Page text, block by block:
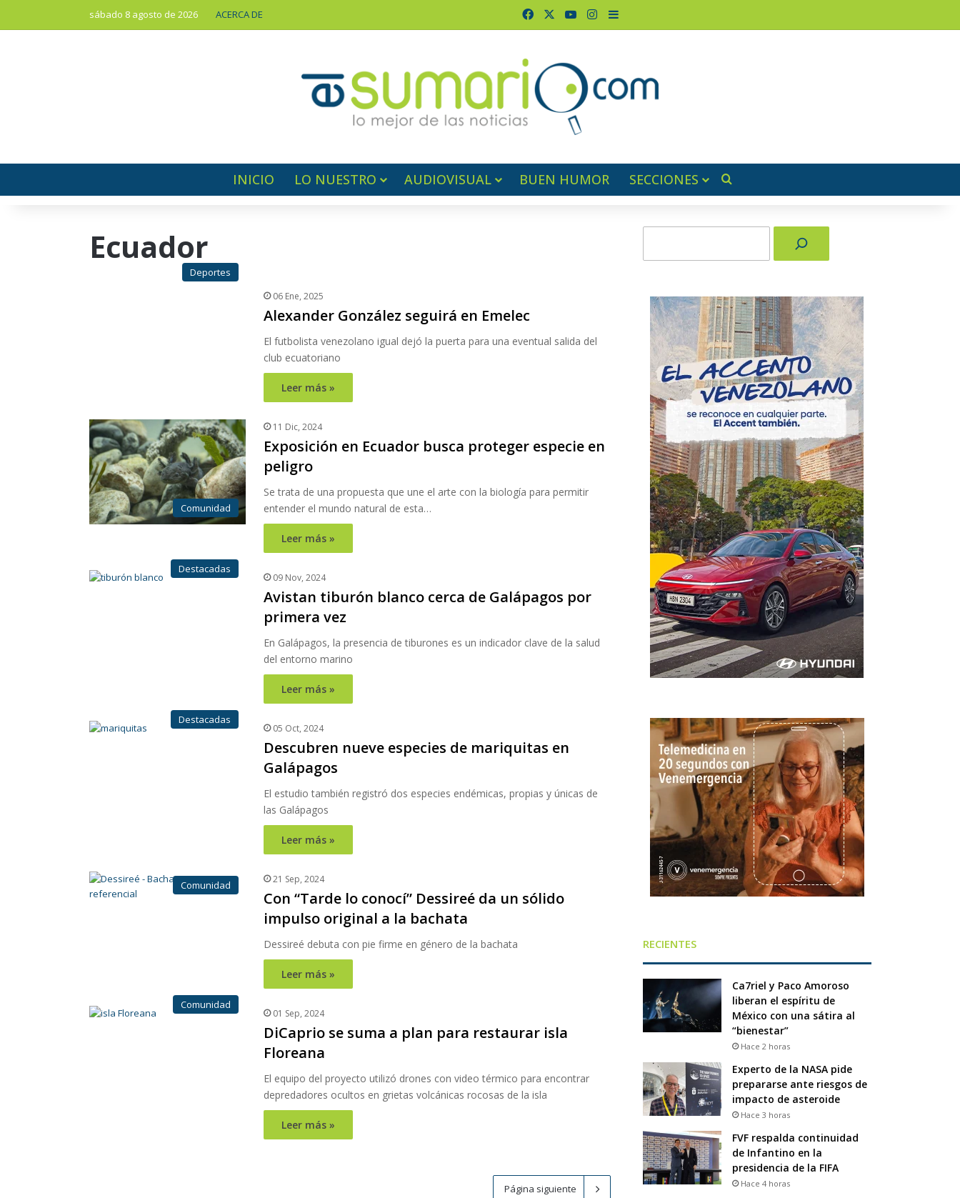
sábado 8 agosto de 2026 ACERCA DE FacebookYouTubeInstagram
Barra lateral
INICIO LO NUESTRO AUDIOVISUAL BUEN HUMOR SECCIONES
Ecuador
Deportes
06 Ene, 2025
Alexander González seguirá en Emelec
El futbolista venezolano igual dejó la puerta para una eventual salida del
club ecuatoriano
Leer más »
Comunidad
11 Dic, 2024
Exposición en Ecuador busca proteger especie en
peligro
Se trata de una propuesta que une el arte con la biología para permitir
entender el mundo natural de esta…
Leer más »
Destacadas
09 Nov, 2024
Avistan tiburón blanco cerca de Galápagos por
primera vez
En Galápagos, la presencia de tiburones es un indicador clave de la salud
del entorno marino
Leer más »
Destacadas
05 Oct, 2024
Descubren nueve especies de mariquitas en
Galápagos
El estudio también registró dos especies endémicas, propias y únicas de
las Galápagos
Leer más »
Comunidad 21 Sep, 2024
Con “Tarde lo conocí” Dessireé da un sólido
impulso original a la bachata
Dessireé debuta con pie firme en género de la bachata
Leer más »
Comunidad
01 Sep, 2024
DiCaprio se suma a plan para restaurar isla
Floreana
El equipo del proyecto utilizó drones con video térmico para encontrar
depredadores ocultos en grietas volcánicas rocosas de la isla
Leer más »
Página siguiente
RECIENTES
Ca7riel y Paco Amoroso
liberan el espíritu de
México con una sátira al
“bienestar”
Hace 2 horas
Experto de la NASA pide
prepararse ante riesgos de
impacto de asteroide
Hace 3 horas
FVF respalda continuidad
de Infantino en la
presidencia de la FIFA
Hace 4 horas